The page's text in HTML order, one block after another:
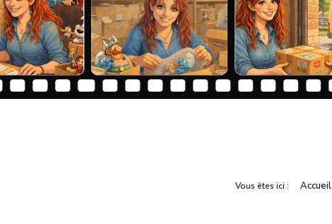
Vous êtes ici : Accueil